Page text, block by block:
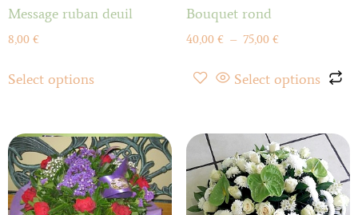
Message ruban deuil
8,00 €
Select options
Bouquet rond
40,00 € – 75,00 €
Select options